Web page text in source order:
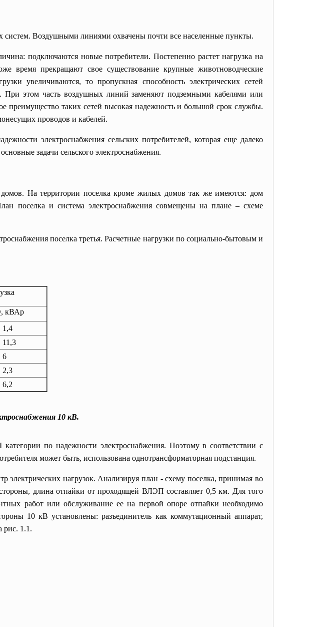
систем. Воздушными линиями охвачены почти все населенные пункты.
подключаются новые потребители. Постепенно растет нагрузка на
время прекращают свое существование крупные животноводческие
увеличиваются, то пропускная способность электрических сетей
При этом часть воздушных линий заменяют подземными кабелями или
таких сетей высокая надежность и большой срок службы.
проводов и кабелей.
электроснабжения сельских потребителей, которая еще далеко
задачи сельского электроснабжения.
На территории поселка кроме жилых домов так же имеются: дом
поселка и система электроснабжения совмещены на плане – схеме
поселка третья. Расчетные нагрузки по социально-бытовым и
кВАр
1,4
11,3
6
2,3
6,2
10 кВ.
по надежности электроснабжения. Поэтому в соответствии с
может быть, использована однотрансформаторная подстанция.
электрических нагрузок. Анализируя план - схему поселка, принимая во
длина отпайки от проходящей ВЛЭП составляет 0,5 км. Для того
работ или обслуживание ее на первой опоре отпайки необходимо
10 кВ установлены: разъединитель как коммутационный аппарат,
рис. 1.1.